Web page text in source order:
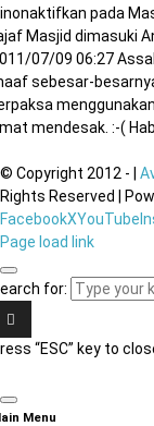
pada
Masjid dimasuki
07/09 06:27
sebesar-
mendesak. :-(
© Copyright 2012 -
Rights Reserved |
FacebookXYouTube
Page load link
for:
“ESC” key to
Menu